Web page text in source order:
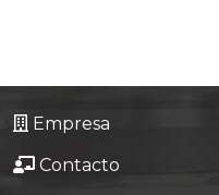
Empresa
Contacto